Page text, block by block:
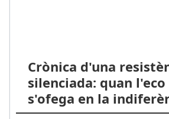
Crònica d'una
silenciada: quan
s'ofega en la